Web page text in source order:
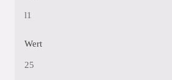
l1
Wert
25